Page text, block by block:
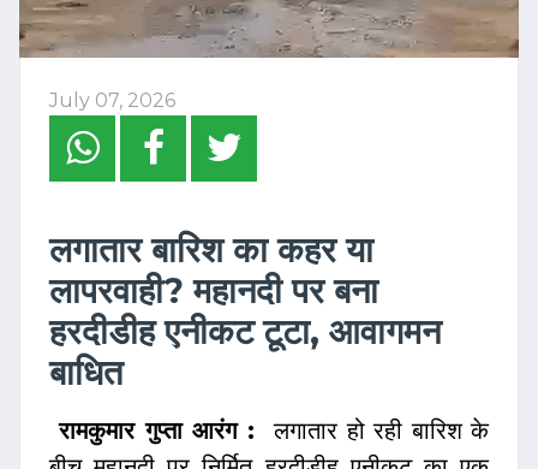
July 07, 2026
लगातार बारिश का कहर या
लापरवाही? महानदी पर बना
हरदीडीह एनीकट टूटा, आवागमन
बाधित
रामकुमार गुप्ता आरंग :लगातार हो रही बारिश के